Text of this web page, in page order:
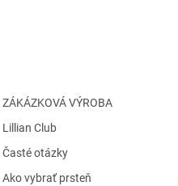
ZÁKÁZKOVÁ VÝROBA
Lillian Club
Časté otázky
Ako vybrať prsteň